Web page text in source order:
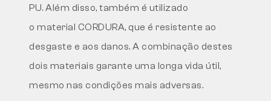
PU. Além disso, também é utilizado
o material CORDURA, que é resistente ao
desgaste e aos danos. A combinação destes
dois materiais garante uma longa vida útil,
mesmo nas condições mais adversas.